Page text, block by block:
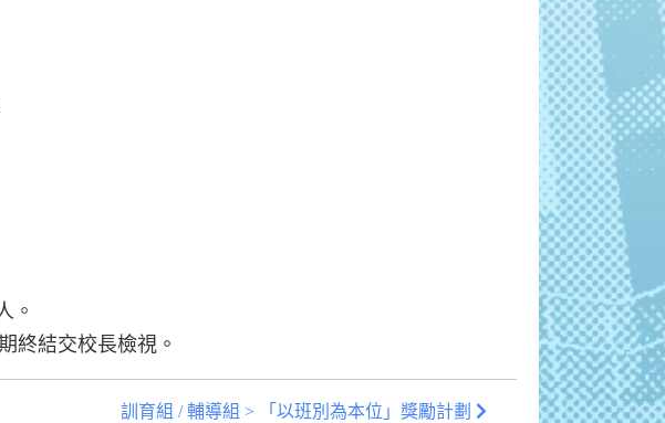
。
終結交校長檢視。
訓育組 / 輔導組 > 「以班別為本位」獎勵計劃